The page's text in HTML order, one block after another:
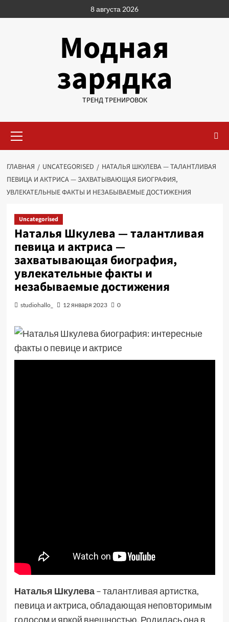
к
8 августа 2026
Модная
зарядка
ТРЕНД ТРЕНИРОВОК
меню
ГЛАВНАЯ UNCATEGORISED
НАТАЛЬЯ ШКУЛЕВА — ТАЛАНТЛИВАЯ
ПЕВИЦА И АКТРИСА — ЗАХВАТЫВАЮЩАЯ БИОГРАФИЯ,
УВЛЕКАТЕЛЬНЫЕ ФАКТЫ И НЕЗАБЫВАЕМЫЕ ДОСТИЖЕНИЯ
Uncategorised
Наталья Шкулева — талантливая
певица и актриса —
захватывающая биография,
увлекательные факты и
незабываемые достижения
studiohallo_ 12 января 2023 0
Наталья Шкулева– талантливая артистка,
певица и актриса, обладающая неповторимым
голосом и яркой внешностью. Родилась она в